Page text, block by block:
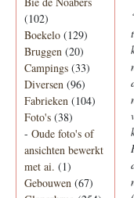
(102)
Boekelo (129)
Bruggen (20)
Campings (33)
Diversen (96)
Fabrieken (104)
Foto's (38)
- Oude foto's of
ansichten bewerkt
met ai. (1)
Gebouwen (67)